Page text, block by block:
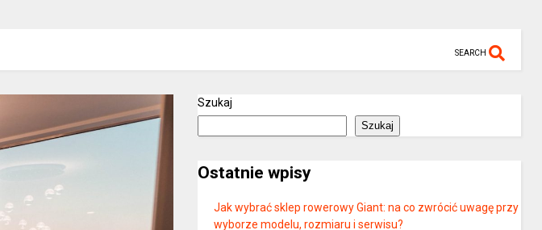
SEARCH
Szukaj
Szukaj
Ostatnie wpisy
Jak wybrać sklep rowerowy Giant: na co zwrócić uwagę przy
wyborze modelu, rozmiaru i serwisu?